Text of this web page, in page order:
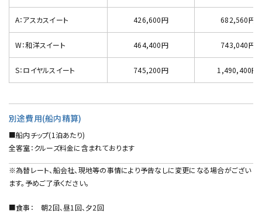
A：アスカスイート 426,600円 682,560円
W：和洋スイート 464,400円 743,040円
S：ロイヤルスイート 745,200円 1,490,400円
別途費用(船内精算)
■船内チップ(1泊あたり)
全客室：クルーズ料金に含まれております
※為替レート、船会社、現地等の事情により予告なしに変更になる場合がござい
ます。予めご了承ください。
■食事： 朝2回、昼1回、夕2回